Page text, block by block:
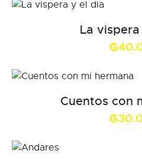
La
₲
Cuentos con
₲